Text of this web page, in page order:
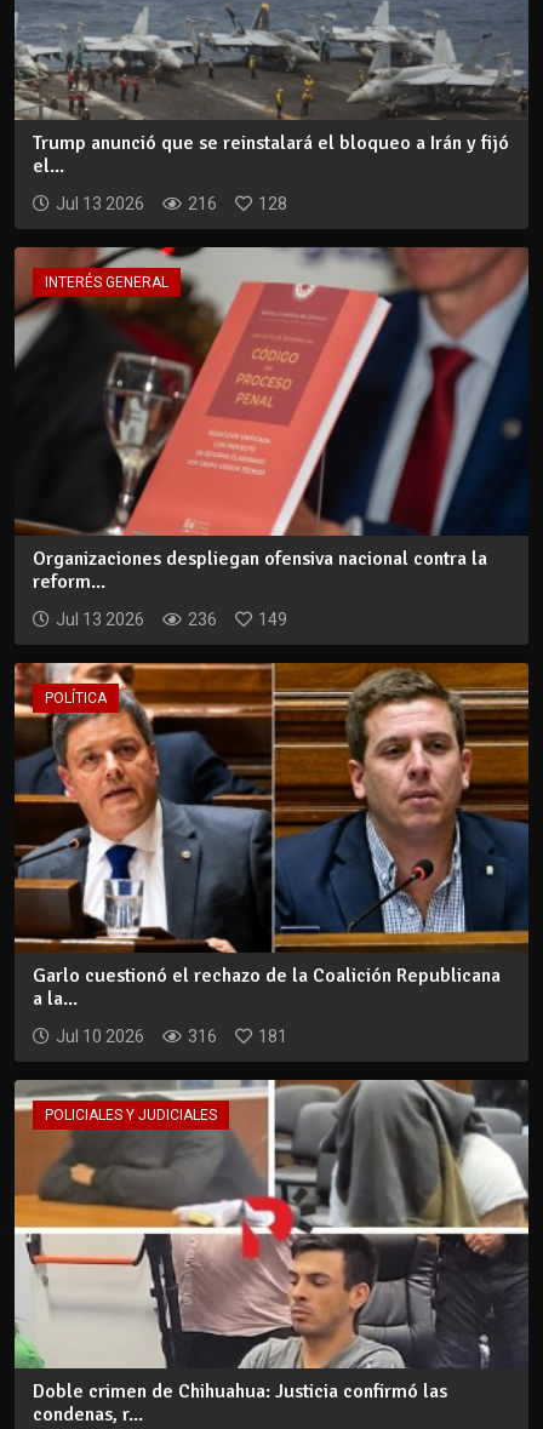
Trump anunció que se reinstalará el bloqueo a Irán y fijó
el...
Jul 13 2026 216 128
INTERÉS GENERAL
Organizaciones despliegan ofensiva nacional contra la
reform...
Jul 13 2026 236 149
POLÍTICA
Garlo cuestionó el rechazo de la Coalición Republicana
a la...
Jul 10 2026 316 181
POLICIALES Y JUDICIALES
Doble crimen de Chihuahua: Justicia confirmó las
condenas, r...